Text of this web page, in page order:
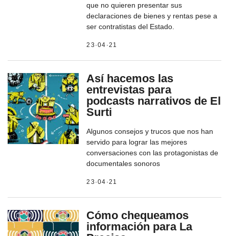
que no quieren presentar sus
declaraciones de bienes y rentas pese a
ser contratistas del Estado.
23·04·21
Así hacemos las
entrevistas para
podcasts narrativos de El
Surti
Algunos consejos y trucos que nos han
servido para lograr las mejores
conversaciones con las protagonistas de
documentales sonoros
23·04·21
Cómo chequeamos
información para La